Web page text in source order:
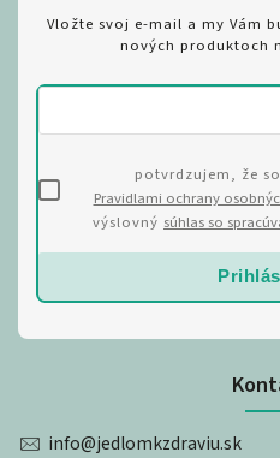
info@jedlomkzdraviu.sk
Vložte svoj e-mail a my Vám
nových produktoch
potvrdzujem, že
Pravidlami ochrany
výslovný súhlas so